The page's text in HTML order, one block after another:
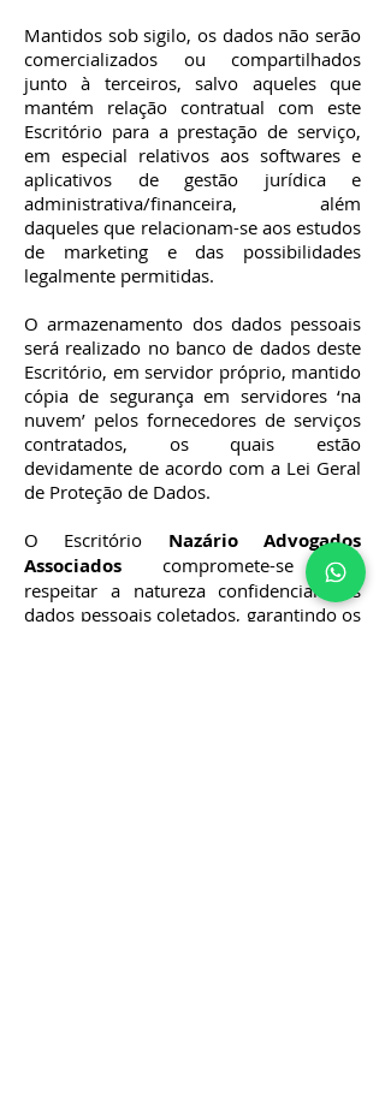
Mantidos sob sigilo, os dados não serão
comercializados ou compartilhados
junto à terceiros, salvo aqueles que
mantém relação contratual com este
Escritório para a prestação de serviço,
em especial relativos aos softwares e
aplicativos de gestão jurídica e
administrativa/financeira, além
daqueles que relacionam-se aos estudos
de marketing e das possibilidades
legalmente permitidas.
O armazenamento dos dados pessoais
será realizado no banco de dados deste
Escritório, em servidor próprio, mantido
cópia de segurança em servidores ‘na
nuvem’ pelos fornecedores de serviços
contratados, os quais estão
devidamente de acordo com a Lei Geral
de Proteção de Dados.
O Escritório Nazário Advogados
Associados compromete-se em
respeitar a natureza confidencial dos
dados pessoais coletados, garantindo os